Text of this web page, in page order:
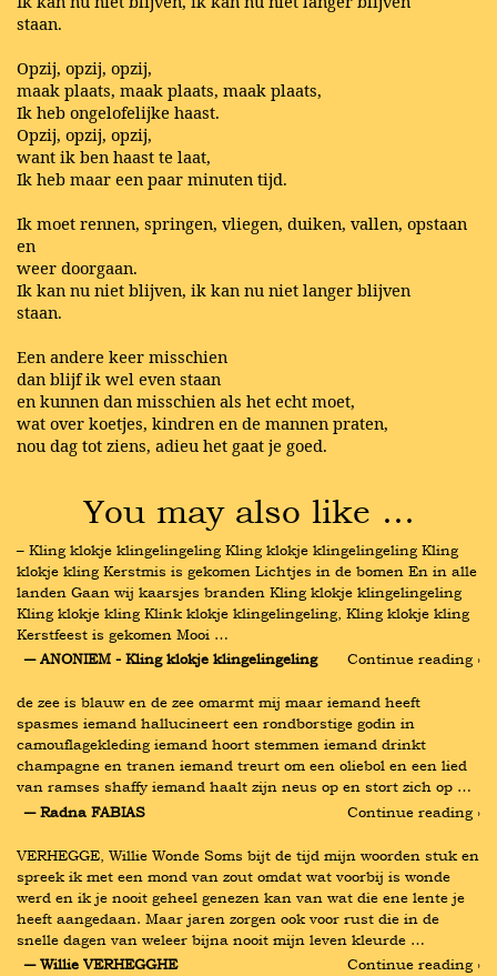
staan.
Opzij, opzij, opzij,
maak plaats, maak plaats, maak plaats,
Ik heb ongelofelijke haast.
Opzij, opzij, opzij,
want ik ben haast te laat,
Ik heb maar een paar minuten tijd.
Ik moet rennen, springen, vliegen, duiken, vallen, opstaan
en
weer doorgaan.
Ik kan nu niet blijven, ik kan nu niet langer blijven
staan.
Een andere keer misschien
dan blijf ik wel even staan
en kunnen dan misschien als het echt moet,
wat over koetjes, kindren en de mannen praten,
nou dag tot ziens, adieu het gaat je goed.
You may also like …
– Kling klokje klingelingeling Kling klokje klingelingeling Kling
klokje kling Kerstmis is gekomen Lichtjes in de bomen En in alle
landen Gaan wij kaarsjes branden Kling klokje klingelingeling
Kling klokje kling Klink klokje klingelingeling, Kling klokje kling
Kerstfeest is gekomen Mooi …
― ANONIEM - Kling klokje klingelingeling
Continue reading ›
de zee is blauw en de zee omarmt mij maar iemand heeft
spasmes iemand hallucineert een rondborstige godin in
camouflagekleding iemand hoort stemmen iemand drinkt
champagne en tranen iemand treurt om een oliebol en een lied
van ramses shaffy iemand haalt zijn neus op en stort zich op …
― Radna FABIAS
Continue reading ›
VERHEGGE, Willie Wonde Soms bijt de tijd mijn woorden stuk en
spreek ik met een mond van zout omdat wat voorbij is wonde
werd en ik je nooit geheel genezen kan van wat die ene lente je
heeft aangedaan. Maar jaren zorgen ook voor rust die in de
snelle dagen van weleer bijna nooit mijn leven kleurde …
― Willie VERHEGGHE
Continue reading ›